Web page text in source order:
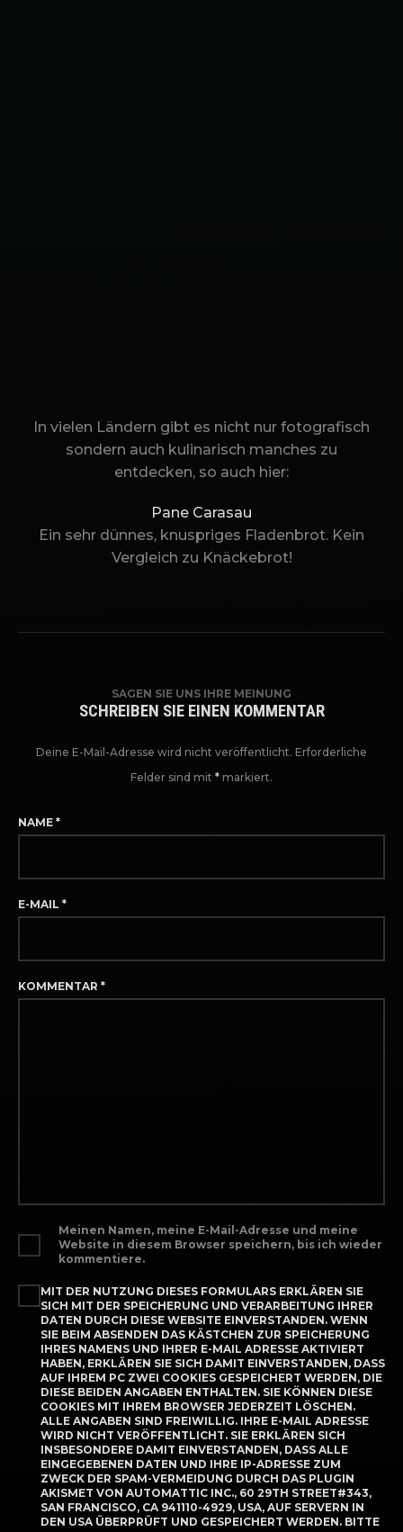
In vielen Ländern gibt es nicht nur fotografisch
sondern auch kulinarisch manches zu
entdecken, so auch hier:
Pane Carasau
Ein sehr dünnes, knuspriges Fladenbrot. Kein
Vergleich zu Knäckebrot!
SAGEN SIE UNS IHRE MEINUNG
SCHREIBEN SIE EINEN KOMMENTAR
Deine E-Mail-Adresse wird nicht veröffentlicht. Erforderliche
Felder sind mit * markiert.
NAME *
E-MAIL *
KOMMENTAR *
Meinen Namen, meine E-Mail-Adresse und meine
Website in diesem Browser speichern, bis ich wieder
kommentiere.
MIT DER NUTZUNG DIESES FORMULARS ERKLÄREN SIE
SICH MIT DER SPEICHERUNG UND VERARBEITUNG IHRER
DATEN DURCH DIESE WEBSITE EINVERSTANDEN. WENN
SIE BEIM ABSENDEN DAS KÄSTCHEN ZUR SPEICHERUNG
IHRES NAMENS UND IHRER E-MAIL ADRESSE AKTIVIERT
HABEN, ERKLÄREN SIE SICH DAMIT EINVERSTANDEN, DASS
AUF IHREM PC ZWEI COOKIES GESPEICHERT WERDEN, DIE
DIESE BEIDEN ANGABEN ENTHALTEN. SIE KÖNNEN DIESE
COOKIES MIT IHREM BROWSER JEDERZEIT LÖSCHEN.
ALLE ANGABEN SIND FREIWILLIG. IHRE E-MAIL ADRESSE
WIRD NICHT VERÖFFENTLICHT. SIE ERKLÄREN SICH
INSBESONDERE DAMIT EINVERSTANDEN, DASS ALLE
EINGEGEBENEN DATEN UND IHRE IP-ADRESSE ZUM
ZWECK DER SPAM-VERMEIDUNG DURCH DAS PLUGIN
AKISMET VON AUTOMATTIC INC., 60 29TH STREET#343,
SAN FRANCISCO, CA 941110-4929, USA, AUF SERVERN IN
DEN USA ÜBERPRÜFT UND GESPEICHERT WERDEN. BITTE